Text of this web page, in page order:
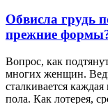
Обвисла грудь
прежние
Вопрос, как
многих женщин.
сталкивается
пола. Как лотерея,